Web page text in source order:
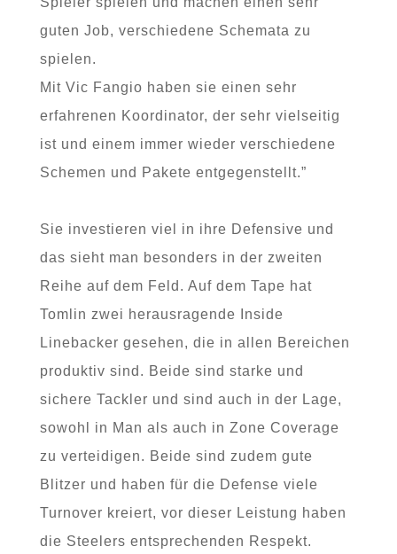
guten Job, verschiedene Schemata zu
spielen.
Mit Vic Fangio haben sie einen sehr
erfahrenen Koordinator, der sehr vielseitig
ist und einem immer wieder verschiedene
Schemen und Pakete entgegenstellt.”
Sie investieren viel in ihre Defensive und
das sieht man besonders in der zweiten
Reihe auf dem Feld. Auf dem Tape hat
Tomlin zwei herausragende Inside
Linebacker gesehen, die in allen Bereichen
produktiv sind. Beide sind starke und
sichere Tackler und sind auch in der Lage,
sowohl in Man als auch in Zone Coverage
zu verteidigen. Beide sind zudem gute
Blitzer und haben für die Defense viele
Turnover kreiert, vor dieser Leistung haben
die Steelers entsprechenden Respekt.